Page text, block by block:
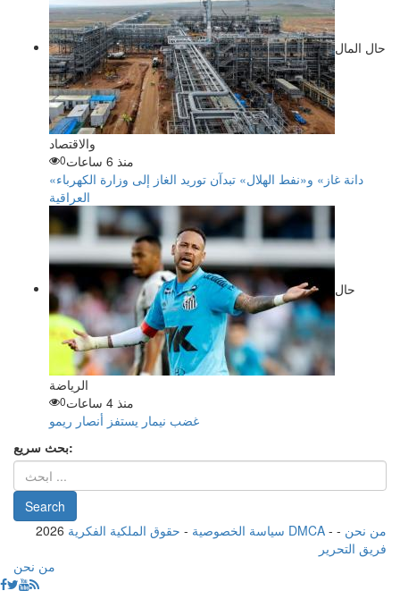
حال المال
والاقتصاد
منذ 6 ساعات
0
«دانة غاز» و«نفط الهلال» تبدآن توريد الغاز إلى وزارة الكهرباء
العراقية
حال
الرياضة
منذ 4 ساعات
0
غضب نيمار يستفز أنصار ريمو
بحث سريع:
2026 سياسة الخصوصية - حقوق الملكية الفكرية DMCA - من نحن -
فريق التحرير
من نحن